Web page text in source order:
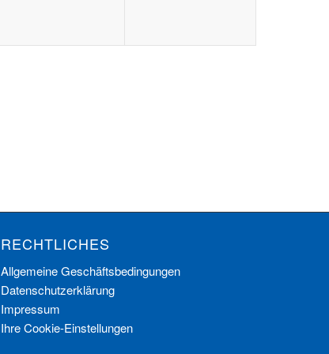
RECHTLICHES
Allgemeine Geschäftsbedingungen
Datenschutzerklärung
Impressum
Ihre Cookie-Einstellungen